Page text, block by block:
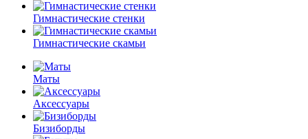
Гимнастические стенки
Гимнастические скамьи
Маты
Аксессуары
Бизиборды